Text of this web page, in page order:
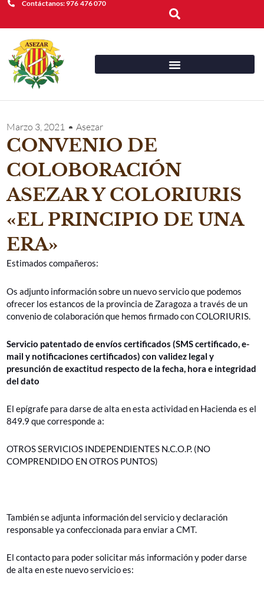
Contáctanos: 976 476 070
Buscar
Marzo 3, 2021 Asezar
CONVENIO DE
COLOBORACIÓN
ASEZAR Y COLORIURIS
«EL PRINCIPIO DE UNA
ERA»
Estimados compañeros:
Os adjunto información sobre un nuevo servicio que podemos
ofrecer los estancos de la provincia de Zaragoza a través de un
convenio de colaboración que hemos firmado con COLORIURIS.
Servicio patentado de envíos certificados (SMS certificado, e-
mail y notificaciones certificados) con validez legal y
presunción de exactitud respecto de la fecha, hora e integridad
del dato
El epígrafe para darse de alta en esta actividad en Hacienda es el
849.9 que corresponde a:
OTROS SERVICIOS INDEPENDIENTES N.C.O.P. (NO
COMPRENDIDO EN OTROS PUNTOS)
También se adjunta información del servicio y declaración
responsable ya confeccionada para enviar a CMT.
El contacto para poder solicitar más información y poder darse
de alta en este nuevo servicio es: